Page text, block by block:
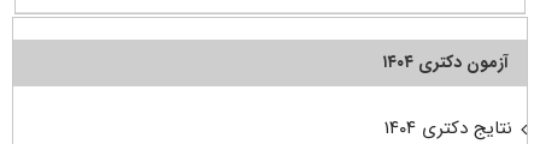
آزمون دکتری ۱۴۰۴
نتایج دکتری ۱۴۰۴